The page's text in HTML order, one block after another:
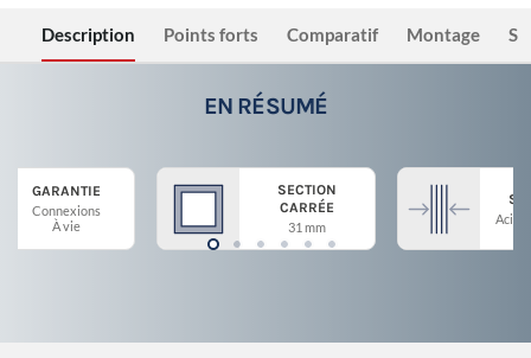
Description Points forts Comparatif Montage
EN RÉSUMÉ
GARANTIE
Connexions
À vie
SECTION
CARRÉE
31 mm
Acier